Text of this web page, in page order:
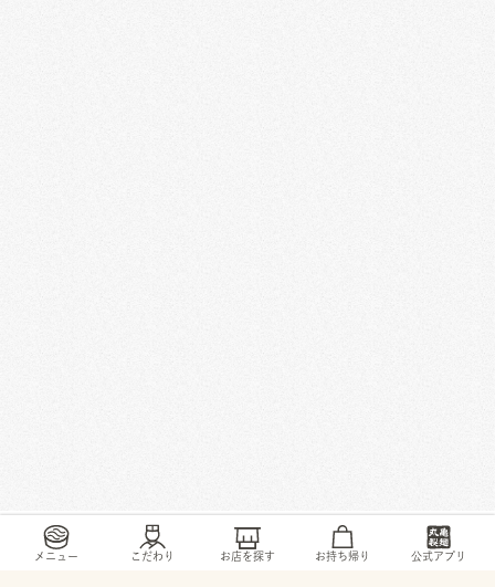
メニュー こだわり お店を探す お持ち帰り 公式アプリ
トップ / お店・ サービス / 佐賀市 兵庫北5-14-1